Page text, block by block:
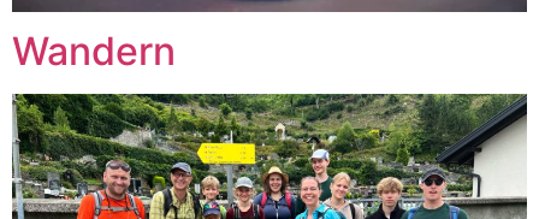
Wandern